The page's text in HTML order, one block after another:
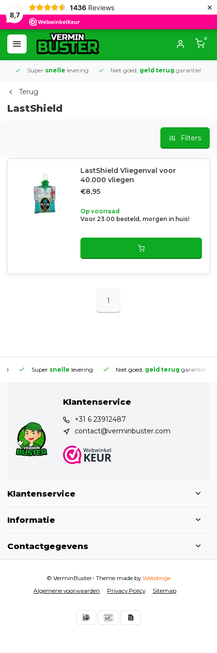
8,7
1436 Reviews ×
0
Supersnelle levering Niet goed,geld teruggarantie!
Terug
LastShield
Filters
LastShield Vliegenval voor
40.000 vliegen
€8,95
Op voorraad
Voor 23.00 besteld, morgen in huis!
1
Supersnellelevering Niet goed,geld teruggarantie!
Klantenservice
+31 6 23912487
contact@verminbuster.com
Klantenservice
Informatie
Contactgegevens
Algemene voorwaarden Privacy Policy Sitemap
© VerminBuster- Theme made byWebdinge